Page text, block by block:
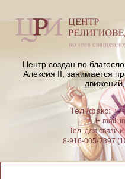
Центр создан по
Алексия II, занимается
движений,
Тел./факс:
E-mail:
Тел. для связи
8-916-005-7397